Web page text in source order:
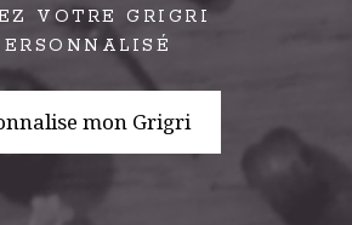
VOTRE GRIGRI
mon Grigri